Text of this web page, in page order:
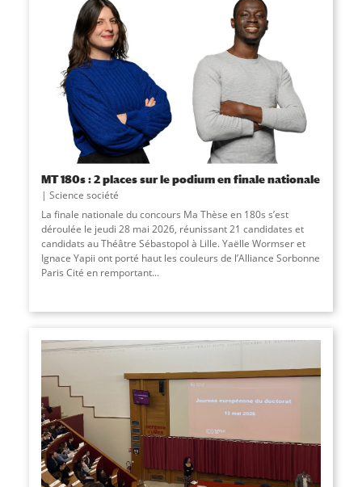
MT 180s : 2 places sur le podium en finale nationale
Science société
La finale nationale du concours Ma Thèse en 180s s’est
déroulée le jeudi 28 mai 2026, réunissant 21 candidates et
candidats au Théâtre Sébastopol à Lille. Yaëlle Wormser et
Ignace Yapii ont porté haut les couleurs de l’Alliance Sorbonne
Paris Cité en remportant...